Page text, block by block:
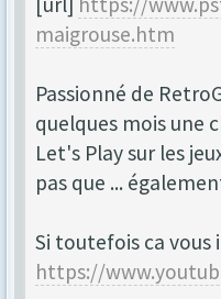
maigrouse.htm
Passionné de
quelques mois une
Let's Play sur les
pas que ...
Si toutefois ca vous
https://